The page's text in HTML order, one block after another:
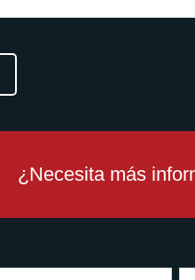
¿Necesita más